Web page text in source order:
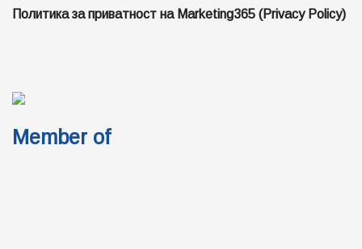
Политика за приватност на Marketing365 (Privacy Policy)
Member of